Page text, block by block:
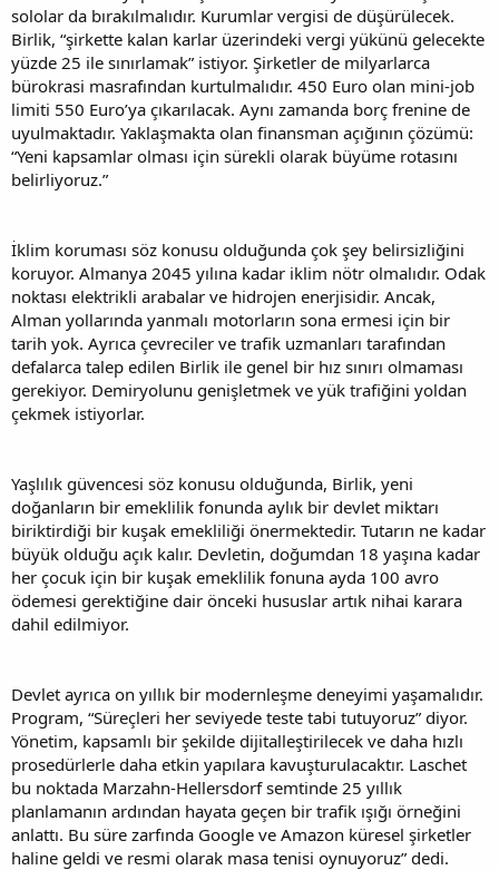
sololar da bırakılmalıdır. Kurumlar vergisi de düşürülecek.
Birlik, “şirkette kalan karlar üzerindeki vergi yükünü gelecekte
yüzde 25 ile sınırlamak” istiyor. Şirketler de milyarlarca
bürokrasi masrafından kurtulmalıdır. 450 Euro olan mini-job
limiti 550 Euro’ya çıkarılacak. Aynı zamanda borç frenine de
uyulmaktadır. Yaklaşmakta olan finansman açığının çözümü:
“Yeni kapsamlar olması için sürekli olarak büyüme rotasını
belirliyoruz.”
İklim koruması söz konusu olduğunda çok şey belirsizliğini
koruyor. Almanya 2045 yılına kadar iklim nötr olmalıdır. Odak
noktası elektrikli arabalar ve hidrojen enerjisidir. Ancak,
Alman yollarında yanmalı motorların sona ermesi için bir
tarih yok. Ayrıca çevreciler ve trafik uzmanları tarafından
defalarca talep edilen Birlik ile genel bir hız sınırı olmaması
gerekiyor. Demiryolunu genişletmek ve yük trafiğini yoldan
çekmek istiyorlar.
Yaşlılık güvencesi söz konusu olduğunda, Birlik, yeni
doğanların bir emeklilik fonunda aylık bir devlet miktarı
biriktirdiği bir kuşak emekliliği önermektedir. Tutarın ne kadar
büyük olduğu açık kalır. Devletin, doğumdan 18 yaşına kadar
her çocuk için bir kuşak emeklilik fonuna ayda 100 avro
ödemesi gerektiğine dair önceki hususlar artık nihai karara
dahil edilmiyor.
Devlet ayrıca on yıllık bir modernleşme deneyimi yaşamalıdır.
Program, “Süreçleri her seviyede teste tabi tutuyoruz” diyor.
Yönetim, kapsamlı bir şekilde dijitalleştirilecek ve daha hızlı
prosedürlerle daha etkin yapılara kavuşturulacaktır. Laschet
bu noktada Marzahn-Hellersdorf semtinde 25 yıllık
planlamanın ardından hayata geçen bir trafik ışığı örneğini
anlattı. Bu süre zarfında Google ve Amazon küresel şirketler
haline geldi ve resmi olarak masa tenisi oynuyoruz” dedi.